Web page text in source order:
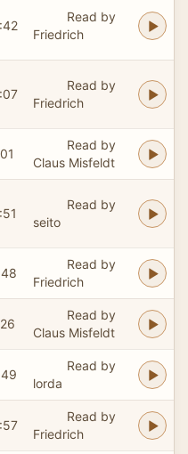
Read by
Friedrich
Read by
Friedrich
Read by
Claus Misfeldt
Read by
seito
Read by
Friedrich
Read by
Claus Misfeldt
Read by
lorda
Read by
Friedrich